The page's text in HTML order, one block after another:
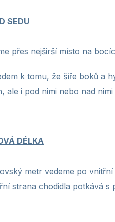
SEDU
přes nejširší místo na
k tomu, že šíře boků a
ale i pod nimi nebo nad nimi
DÉLKA
metr vedeme po
strana chodidla potkává s